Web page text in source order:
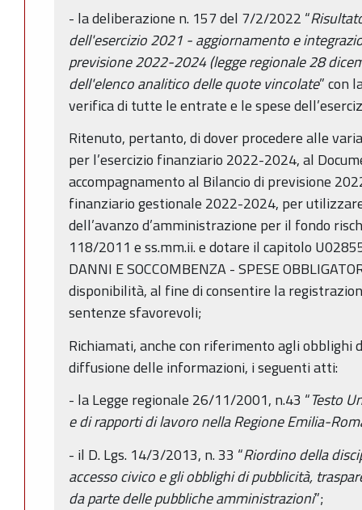
- la deliberazione n. 157 del 7/2/2022 “
dell'esercizio 2021 - aggiornamento e
previsione 2022-2024 (legge regionale 28
dell'elenco analitico delle quote vincolate” con
verifica di tutte le entrate e le spese
Ritenuto, pertanto, di dover procedere alle
per l’esercizio finanziario 2022-2024, al
accompagnamento al Bilancio di previsione
finanziario gestionale 2022-2024, per
dell’avanzo d’amministrazione per il fondo
118/2011 e ss.mm.ii. e dotare il capitolo
DANNI E SOCCOMBENZA - SPESE
disponibilità, al fine di consentire la
sentenze sfavorevoli;
Richiamati, anche con riferimento agli obblighi
diffusione delle informazioni, i seguenti atti:
- la Legge regionale 26/11/2001, n.43 “Testo
e di rapporti di lavoro nella Regione Emilia-
- il D. Lgs. 14/3/2013, n. 33 “Riordino della
accesso civico e gli obblighi di pubblicità,
da parte delle pubbliche amministrazioni”;